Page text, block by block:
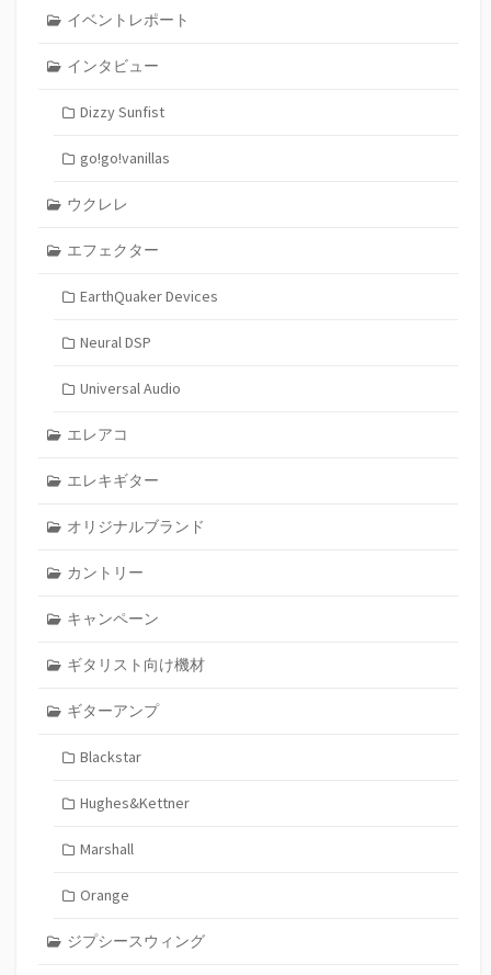
イベントレポート
インタビュー
Dizzy Sunfist
go!go!vanillas
ウクレレ
エフェクター
EarthQuaker Devices
Neural DSP
Universal Audio
エレアコ
エレキギター
オリジナルブランド
カントリー
キャンペーン
ギタリスト向け機材
ギターアンプ
Blackstar
Hughes&Kettner
Marshall
Orange
ジプシースウィング